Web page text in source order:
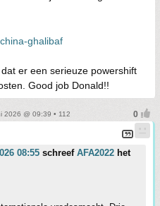
ghalibaf
er een serieuze powershift
Good job Donald!!
2026 @ 09:39 • 112
08:55 schreef AFA2022 het